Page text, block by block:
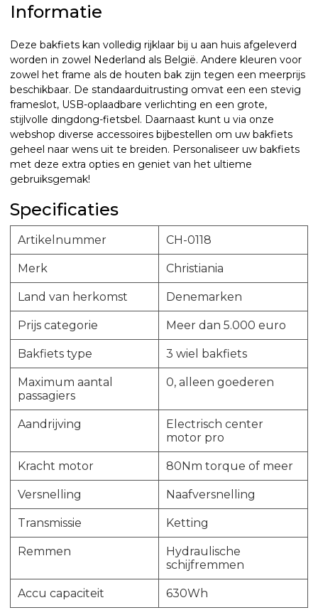
Informatie
Deze bakfiets kan volledig rijklaar bij u aan huis afgeleverd
worden in zowel Nederland als België. Andere kleuren voor
zowel het frame als de houten bak zijn tegen een meerprijs
beschikbaar. De standaarduitrusting omvat een een stevig
frameslot, USB-oplaadbare verlichting en een grote,
stijlvolle dingdong-fietsbel. Daarnaast kunt u via onze
webshop diverse accessoires bijbestellen om uw bakfiets
geheel naar wens uit te breiden. Personaliseer uw bakfiets
met deze extra opties en geniet van het ultieme
gebruiksgemak!
Specificaties
Artikelnummer CH-0118
Merk Christiania
Land van herkomst Denemarken
Prijs categorie Meer dan 5.000 euro
Bakfiets type 3 wiel bakfiets
Maximum aantal
passagiers
0, alleen goederen
Aandrijving
Electrisch center
motor pro
Kracht motor 80Nm torque of meer
Versnelling Naafversnelling
Transmissie Ketting
Remmen
Hydraulische
schijfremmen
Accu capaciteit 630Wh